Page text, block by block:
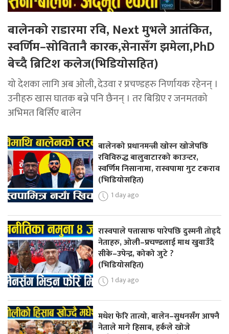
बालेनको राडारमा रवि, Next मुभले आतंकित,
स्वर्णिम–सोवितानै कारक,सेनासँग झमेला,PhD
बेच्दै ब्रिटिश कलेज(भिडियोसहित)
यो देशका लागि अब ओली, देउवा र प्रचण्डहरु निर्णायक रहेनन् ।
उनीहरु खास घातक बन्ने पनि छैनन् । तर बिग्रिए र जनमतको
अभिमत बिर्सिए बालेन
बालेनको प्रधानमन्त्री खोस्न खोजेपछि
रविविरुद्ध बालुवाटारको काउन्टर,
स्वर्णिम निसानामा, रास्वपामा गुट टकराव
(भिडियोसहित)
1 day ago
रास्वपाले पत्तासाफ पारेपछि दुस्मनी तोड्दै
नेताहरु, ओली–प्रचण्डलाई माथ खुवाउँदै
सीके–उपेन्द्र, कोको जुटे ?
(भिडियोसहित)
1 day ago
मधेश फेरि तात्यो, बालेन–सुधनसँग आफ्नै
नेताले मागे हिसाब, हर्कले खोजे